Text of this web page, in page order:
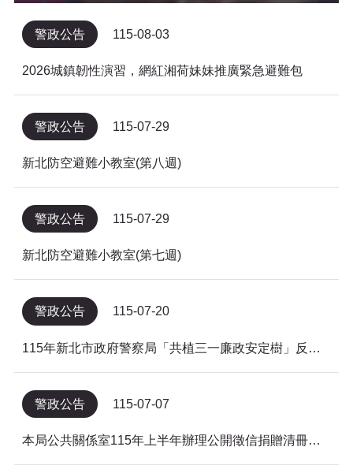
警政公告 115-08-03
2026城鎮韌性演習，網紅湘荷妹妹推廣緊急避難包
警政公告 115-07-29
新北防空避難小教室(第八週)
警政公告 115-07-29
新北防空避難小教室(第七週)
警政公告 115-07-20
115年新北市政府警察局「共植三一廉政安定樹」反貪倡廉有獎徵答得獎名單公告
警政公告 115-07-07
本局公共關係室115年上半年辦理公開徵信捐贈清冊及明細表，依公益勸募條例公告。